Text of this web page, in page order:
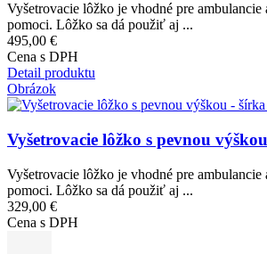
Vyšetrovacie lôžko je vhodné pre ambulancie
pomoci. Lôžko sa dá použiť aj ...
495,00 €
Cena s DPH
Detail produktu
Obrázok
Vyšetrovacie lôžko s pevnou
Vyšetrovacie lôžko je vhodné pre ambulancie
pomoci. Lôžko sa dá použiť aj ...
329,00 €
Cena s DPH